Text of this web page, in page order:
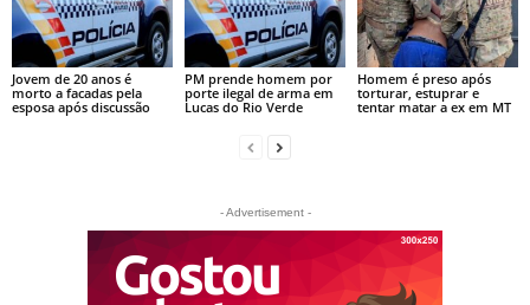
Jovem de 20 anos é
morto a facadas pela
esposa após discussão
PM prende homem por
porte ilegal de arma em
Lucas do Rio Verde
Homem é preso após
torturar, estuprar e
tentar matar a ex em MT
- Advertisement -